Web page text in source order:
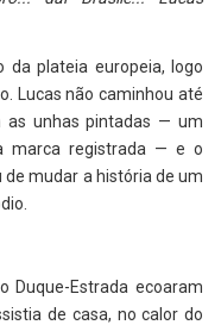
da plateia europeia, logo
Lucas não caminhou até
as unhas pintadas — um
marca registrada — e o
mudar a história de um
Duque-Estrada ecoaram
de casa, no calor do